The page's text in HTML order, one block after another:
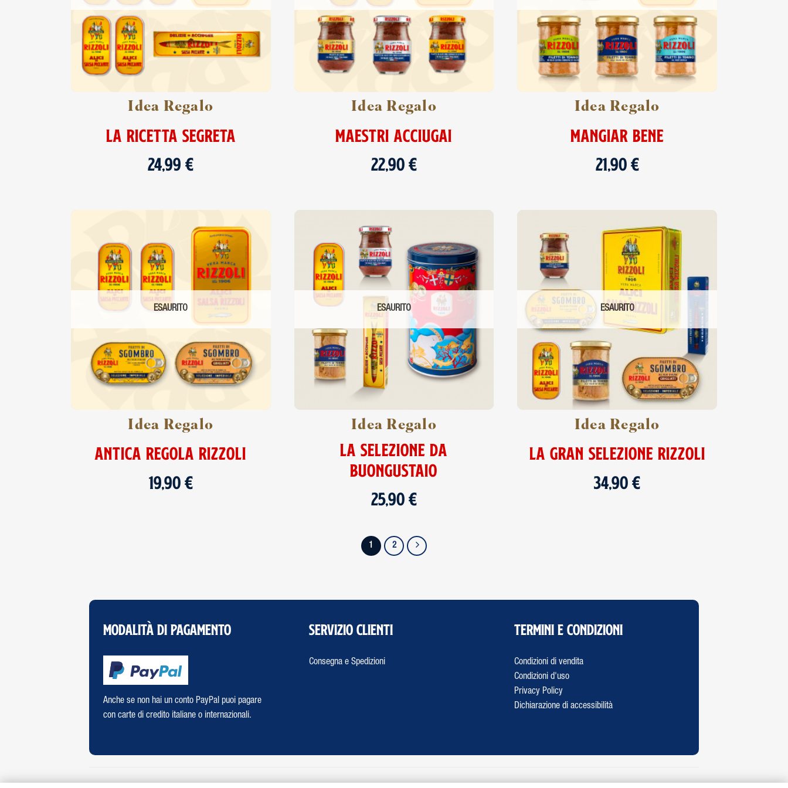
Idea Regalo
LA RICETTA SEGRETA
24,99€
Idea Regalo
MAESTRI ACCIUGAI
22,90€
Idea Regalo
MANGIAR BENE
21,90€
ESAURITO
Idea Regalo
ANTICA REGOLA RIZZOLI
19,90€
ESAURITO
Idea Regalo
LA SELEZIONE DA
BUONGUSTAIO
25,90€
ESAURITO
Idea Regalo
LA GRAN SELEZIONE RIZZOLI
34,90€
1 2
Modalità di Pagamento
Anche se non hai un conto PayPal puoi pagare
con carte di credito italiane o internazionali.
Servizio Clienti
Consegna e Spedizioni
Termini e Condizioni
Condizioni di vendita
Condizioni d'uso
Privacy Policy
Dichiarazione di accessibilità